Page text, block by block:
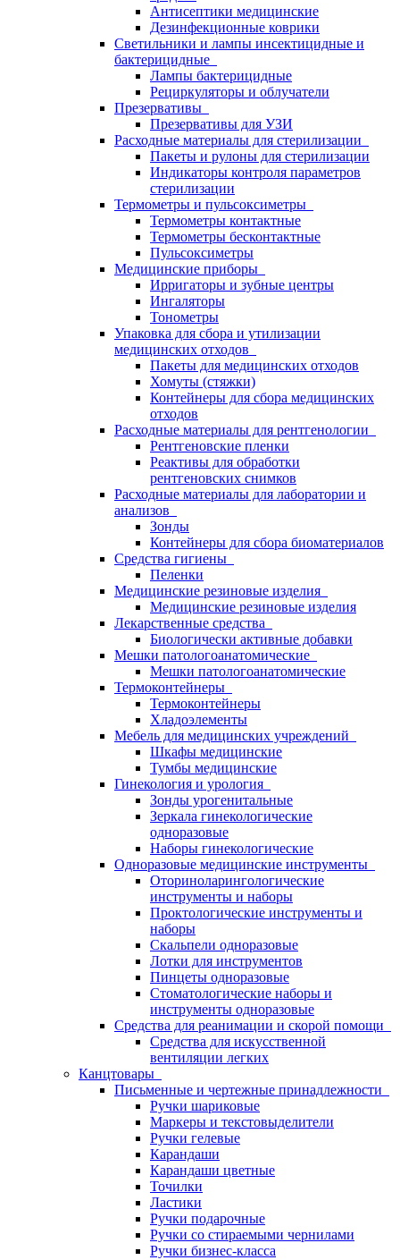
Антисептики медицинские
Дезинфекционные коврики
Светильники и лампы инсектицидные и
бактерицидные
Лампы бактерицидные
Рециркуляторы и облучатели
Презервативы
Презервативы для УЗИ
Расходные материалы для стерилизации
Пакеты и рулоны для стерилизации
Индикаторы контроля параметров
стерилизации
Термометры и пульсоксиметры
Термометры контактные
Термометры бесконтактные
Пульсоксиметры
Медицинские приборы
Ирригаторы и зубные центры
Ингаляторы
Тонометры
Упаковка для сбора и утилизации
медицинских отходов
Пакеты для медицинских отходов
Хомуты (стяжки)
Контейнеры для сбора медицинских
отходов
Расходные материалы для рентгенологии
Рентгеновские пленки
Реактивы для обработки
рентгеновских снимков
Расходные материалы для лаборатории и
анализов
Зонды
Контейнеры для сбора биоматериалов
Средства гигиены
Пеленки
Медицинские резиновые изделия
Медицинские резиновые изделия
Лекарственные средства
Биологически активные добавки
Мешки патологоанатомические
Мешки патологоанатомические
Термоконтейнеры
Термоконтейнеры
Хладоэлементы
Мебель для медицинских учреждений
Шкафы медицинские
Тумбы медицинские
Гинекология и урология
Зонды урогенитальные
Зеркала гинекологические
одноразовые
Наборы гинекологические
Одноразовые медицинские инструменты
Оториноларингологические
инструменты и наборы
Проктологические инструменты и
наборы
Скальпели одноразовые
Лотки для инструментов
Пинцеты одноразовые
Стоматологические наборы и
инструменты одноразовые
Средства для реанимации и скорой помощи
Средства для искусственной
вентиляции легких
Канцтовары
Письменные и чертежные принадлежности
Ручки шариковые
Маркеры и текстовыделители
Ручки гелевые
Карандаши
Карандаши цветные
Точилки
Ластики
Ручки подарочные
Ручки со стираемыми чернилами
Ручки бизнес-класса